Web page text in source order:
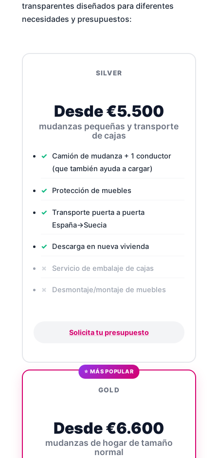
transparentes diseñados para diferentes
necesidades y presupuestos:
SILVER
Desde €5.500
mudanzas pequeñas y transporte
de cajas
Camión de mudanza + 1 conductor
(que también ayuda a cargar)
Protección de muebles
Transporte puerta a puerta
España→Suecia
Descarga en nueva vivienda
Servicio de embalaje de cajas
Desmontaje/montaje de muebles
Solicita tu presupuesto
⭐ MÁS POPULAR
GOLD
Desde €6.600
mudanzas de hogar de tamaño
normal